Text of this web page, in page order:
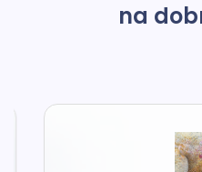
na